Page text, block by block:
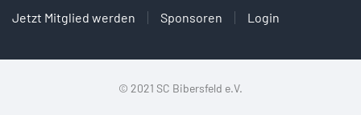
Jetzt Mitglied werden Sponsoren Login
© 2021 SC Bibersfeld e.V.